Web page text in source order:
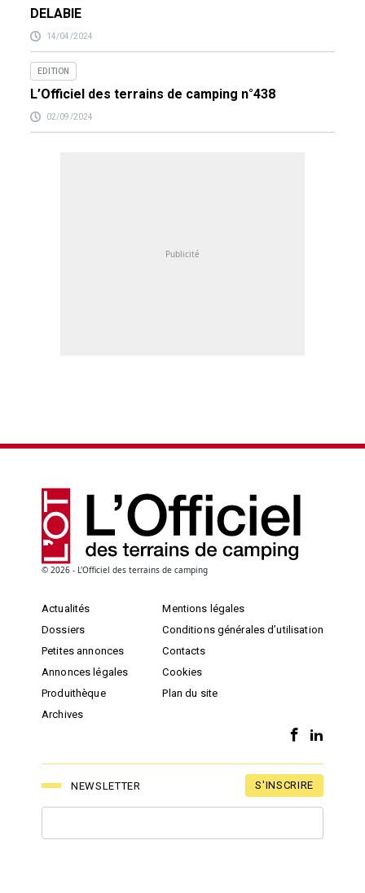
DELABIE
14/04/2024
EDITION
L’Officiel des terrains de camping n°438
02/09/2024
© 2026 - L'Officiel des terrains de camping
Actualités
Dossiers
Petites annonces
Annonces légales
Produithèque
Archives
Mentions légales
Conditions générales d’utilisation
Contacts
Cookies
Plan du site
NEWSLETTER S'INSCRIRE